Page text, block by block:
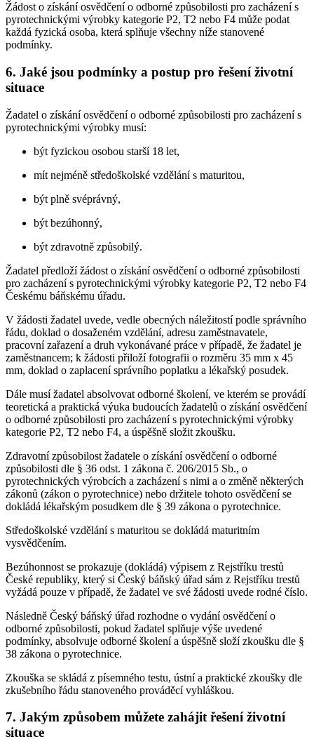
Žádost o získání osvědčení o odborné způsobilosti pro zacházení s
pyrotechnickými výrobky kategorie P2, T2 nebo F4 může podat
každá fyzická osoba, která splňuje všechny níže stanovené
podmínky.
6. Jaké jsou podmínky a postup pro řešení životní
situace
Žadatel o získání osvědčení o odborné způsobilosti pro zacházení s
pyrotechnickými výrobky musí:
být fyzickou osobou starší 18 let,
mít nejméně středoškolské vzdělání s maturitou,
být plně svéprávný,
být bezúhonný,
být zdravotně způsobilý.
Žadatel předloží žádost o získání osvědčení o odborné způsobilosti
pro zacházení s pyrotechnickými výrobky kategorie P2, T2 nebo F4
Českému báňskému úřadu.
V žádosti žadatel uvede, vedle obecných náležitostí podle správního
řádu, doklad o dosaženém vzdělání, adresu zaměstnavatele,
pracovní zařazení a druh vykonávané práce v případě, že žadatel je
zaměstnancem; k žádosti přiloží fotografii o rozměru 35 mm x 45
mm, doklad o zaplacení správního poplatku a lékařský posudek.
Dále musí žadatel absolvovat odborné školení, ve kterém se provádí
teoretická a praktická výuka budoucích žadatelů o získání osvědčení
o odborné způsobilosti pro zacházení s pyrotechnickými výrobky
kategorie P2, T2 nebo F4, a úspěšně složit zkoušku.
Zdravotní způsobilost žadatele o získání osvědčení o odborné
způsobilosti dle § 36 odst. 1 zákona č. 206/2015 Sb., o
pyrotechnických výrobcích a zacházení s nimi a o změně některých
zákonů (zákon o pyrotechnice) nebo držitele tohoto osvědčení se
dokládá lékařským posudkem dle § 39 zákona o pyrotechnice.
Středoškolské vzdělání s maturitou se dokládá maturitním
vysvědčením.
Bezúhonnost se prokazuje (dokládá) výpisem z Rejstříku trestů
České republiky, který si Český báňský úřad sám z Rejstříku trestů
vyžádá pouze v případě, že žadatel ve své žádosti uvede rodné číslo.
Následně Český báňský úřad rozhodne o vydání osvědčení o
odborné způsobilosti, pokud žadatel splňuje výše uvedené
podmínky, absolvuje odborné školení a úspěšně složí zkoušku dle §
38 zákona o pyrotechnice.
Zkouška se skládá z písemného testu, ústní a praktické zkoušky dle
zkušebního řádu stanoveného prováděcí vyhláškou.
7. Jakým způsobem můžete zahájit řešení životní
situace